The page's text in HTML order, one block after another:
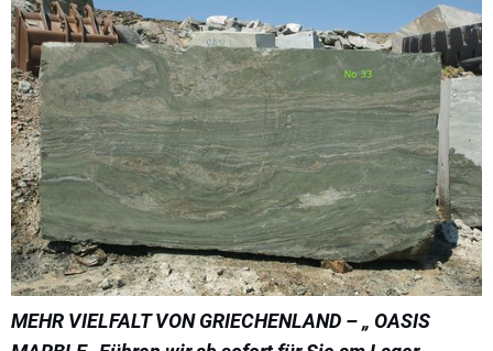
MEHR VIELFALT VON GRIECHENLAND – „ OASIS